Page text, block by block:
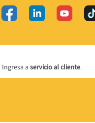
aservicio al cliente.